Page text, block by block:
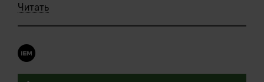
управляются IEM Системой напрямую в
режиме реального времени.
Более общо, все оборудование,
используемое в цепочках создания
Читать